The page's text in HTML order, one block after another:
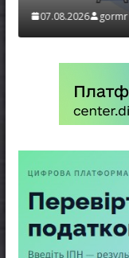
07.08.2026 gormr